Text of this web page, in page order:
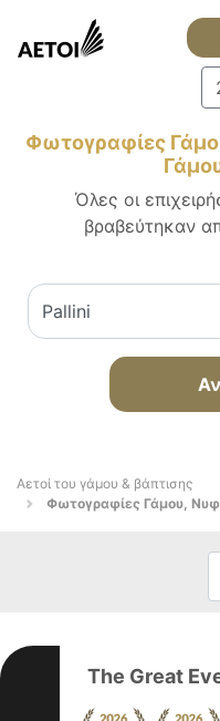
Φωτογραφίες
Όλες οι
βραβεύτηκαν
Αετοί του γάμου & βάπτισης
Φωτογραφίες Γάμου,
The Great